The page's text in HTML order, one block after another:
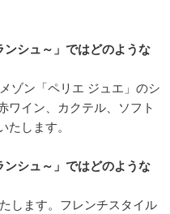
シュ～」ではどのような
ゾン「ペリエ ジュエ」のシ
ワイン、カクテル、ソフト
たします。
シュ～」ではどのような
します。フレンチスタイル